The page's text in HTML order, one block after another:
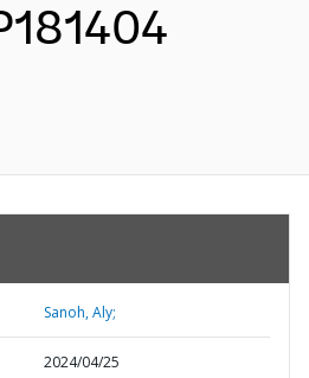
Sanoh, Aly;
2024/04/25